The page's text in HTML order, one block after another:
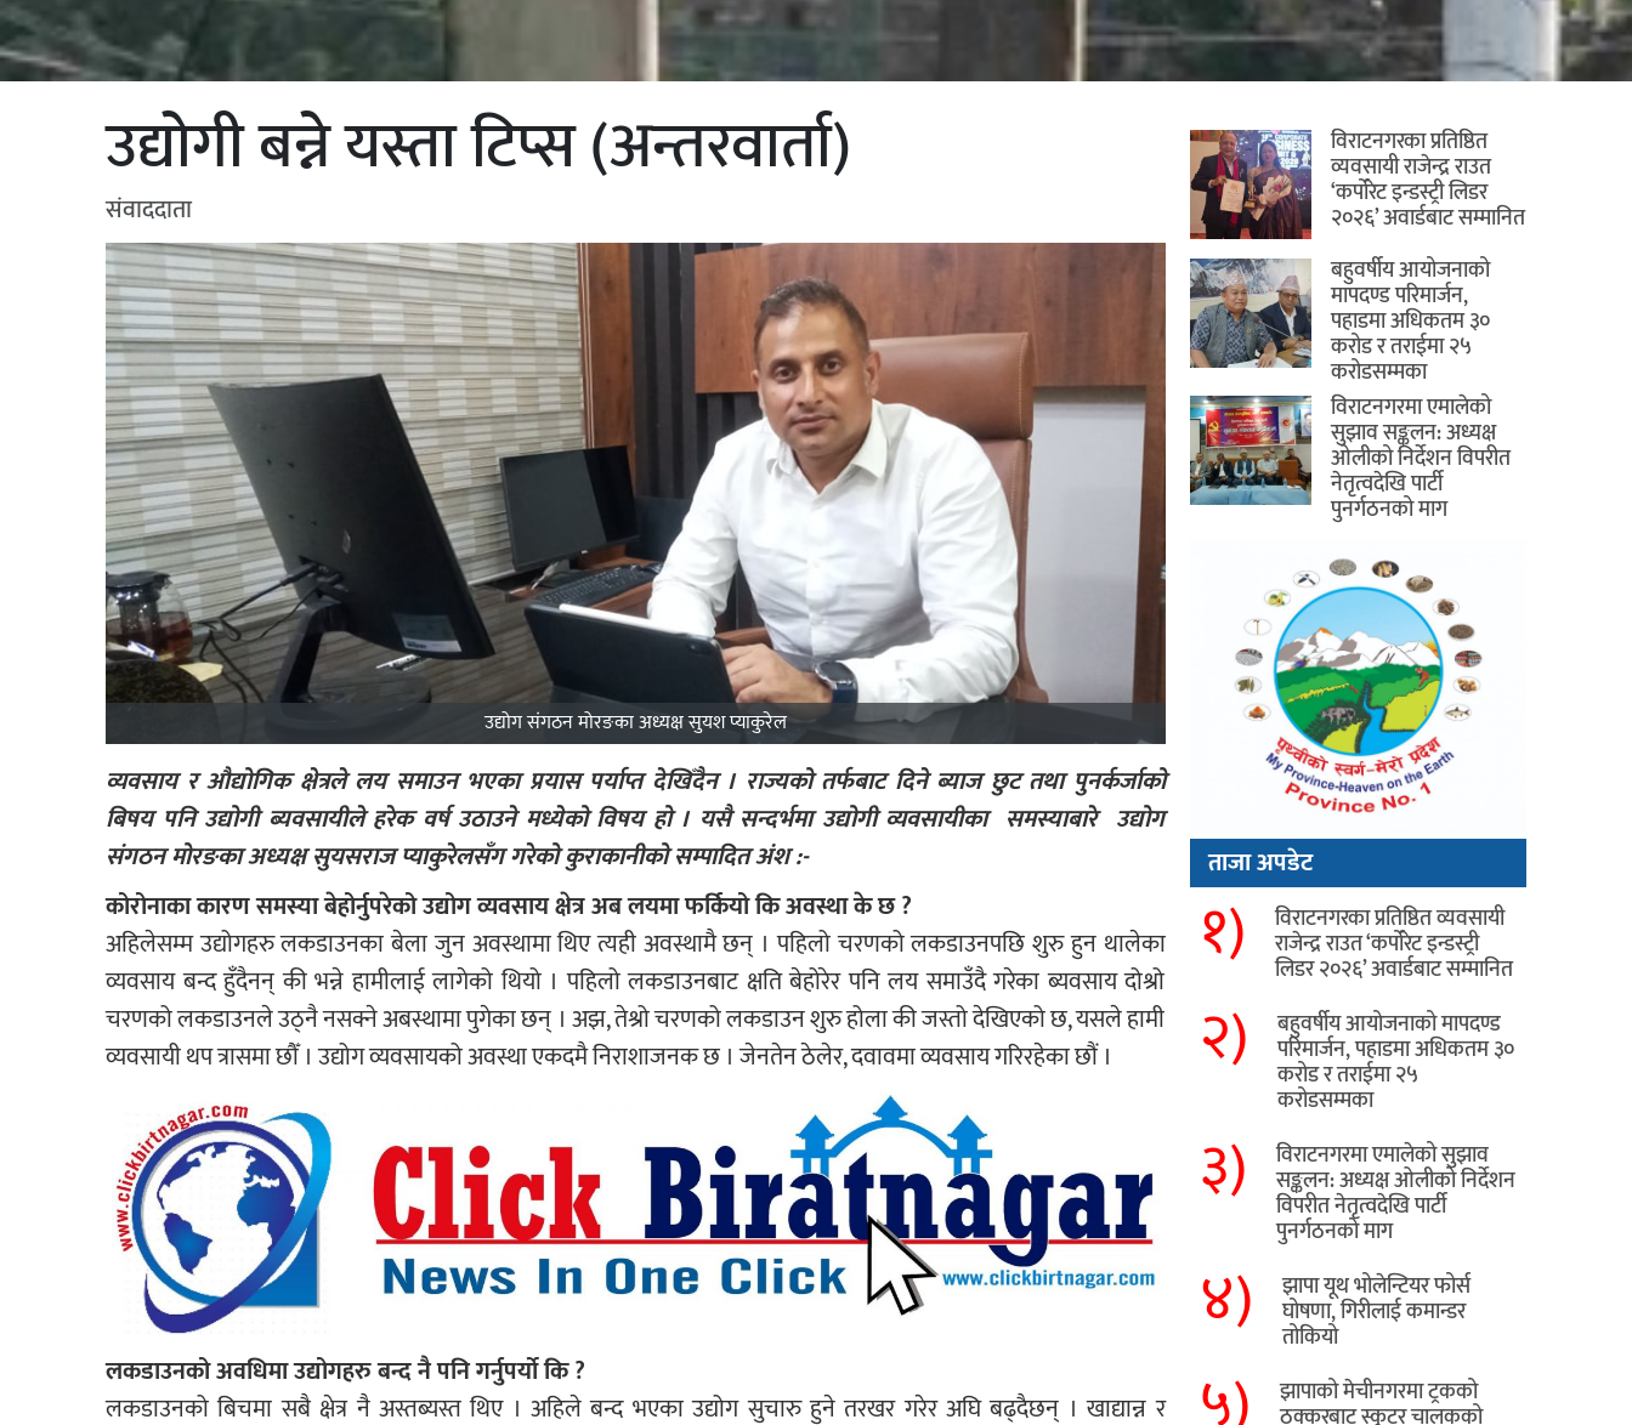
उद्योगी बन्ने यस्ता टिप्स (अन्तरवार्ता)
संवाददाता
उद्योग संगठन मोरङका अध्यक्ष सुयश प्याकुरेल
व्यवसाय र औद्योगिक क्षेत्रले लय समाउन भएका प्रयास पर्याप्त देखिँदैन । राज्यको तर्फबाट दिने ब्याज छुट तथा पुनर्कर्जाको
बिषय पनि उद्योगी ब्यवसायीले हरेक वर्ष उठाउने मध्येको विषय हो । यसै सन्दर्भमा उद्योगी व्यवसायीका समस्याबारे उद्योग
संगठन मोरङका अध्यक्ष सुयसराज प्याकुरेलसँग गरेको कुराकानीको सम्पादित अंश :-
कोरोनाका कारण समस्या बेहोर्नुपरेको उद्योग व्यवसाय क्षेत्र अब लयमा फर्कियो कि अवस्था के छ ?
अहिलेसम्म उद्योगहरु लकडाउनका बेला जुन अवस्थामा थिए त्यही अवस्थामै छन् । पहिलो चरणको लकडाउनपछि शुरु हुन थालेका
व्यवसाय बन्द हुँदैनन् की भन्ने हामीलाई लागेको थियो । पहिलो लकडाउनबाट क्षति बेहोरेर पनि लय समाउँदै गरेका ब्यवसाय दोश्रो
चरणको लकडाउनले उठ्नै नसक्ने अबस्थामा पुगेका छन् । अझ, तेश्रो चरणको लकडाउन शुरु होला की जस्तो देखिएको छ, यसले हामी
व्यवसायी थप त्रासमा छौँ । उद्योग व्यवसायको अवस्था एकदमै निराशाजनक छ । जेनतेन ठेलेर, दवावमा व्यवसाय गरिरहेका छौं ।
लकडाउनको अवधिमा उद्योगहरु बन्द नै पनि गर्नुपर्यो कि ?
लकडाउनको बिचमा सबै क्षेत्र नै अस्तब्यस्त थिए । अहिले बन्द भएका उद्योग सुचारु हुने तरखर गरेर अघि बढ्दैछन् । खाद्यान्न र
विराटनगरका प्रतिष्ठित
व्यवसायी राजेन्द्र राउत
‘कर्पोरेट इन्डस्ट्री लिडर
२०२६’ अवार्डबाट सम्मानित
बहुवर्षीय आयोजनाको
मापदण्ड परिमार्जन,
पहाडमा अधिकतम ३०
करोड र तराईमा २५
करोडसम्मका
विराटनगरमा एमालेको
सुझाव सङ्कलन: अध्यक्ष
ओलीको निर्देशन विपरीत
नेतृत्वदेखि पार्टी
पुनर्गठनको माग
ताजा अपडेट
१) विराटनगरका प्रतिष्ठित व्यवसायी
राजेन्द्र राउत ‘कर्पोरेट इन्डस्ट्री
लिडर २०२६’ अवार्डबाट सम्मानित
२) बहुवर्षीय आयोजनाको मापदण्ड
परिमार्जन, पहाडमा अधिकतम ३०
करोड र तराईमा २५
करोडसम्मका
३) विराटनगरमा एमालेको सुझाव
सङ्कलन: अध्यक्ष ओलीको निर्देशन
विपरीत नेतृत्वदेखि पार्टी
पुनर्गठनको माग
४) झापा यूथ भोलेन्टियर फोर्स
घोषणा, गिरीलाई कमान्डर
तोकियो
​झापाको मेचीनगरमा ट्रकको
ठक्करबाट स्कुटर चालकको